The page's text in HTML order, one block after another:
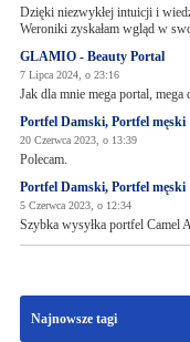
Dzięki niezwykłej intuicji i
Weroniki zyskałam wgląd w
GLAMIO - Beauty Portal
7 Lipca 2024, o 23:16
Jak dla mnie mega portal,
Portfel Damski, Portfel męski
20 Czerwca 2023, o 13:39
Polecam.
Portfel Damski, Portfel męski
5 Czerwca 2023, o 12:34
Szybka wysyłka portfel Camel
Najnowsze tagi